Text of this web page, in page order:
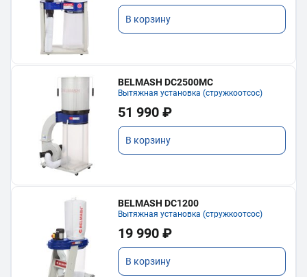
В корзину
BELMASH DC2500MC
Вытяжная установка (стружкоотсос)
51 990 ₽
В корзину
BELMASH DC1200
Вытяжная установка (стружкоотсос)
19 990 ₽
В корзину